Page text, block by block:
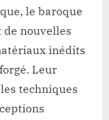
le baroque
nouvelles
inédits
Leur
techniques